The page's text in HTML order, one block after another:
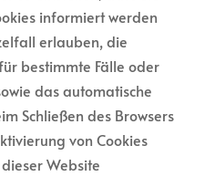
informiert werden
erlauben, die
bestimmte Fälle oder
das automatische
Schließen des Browsers
von Cookies
Website